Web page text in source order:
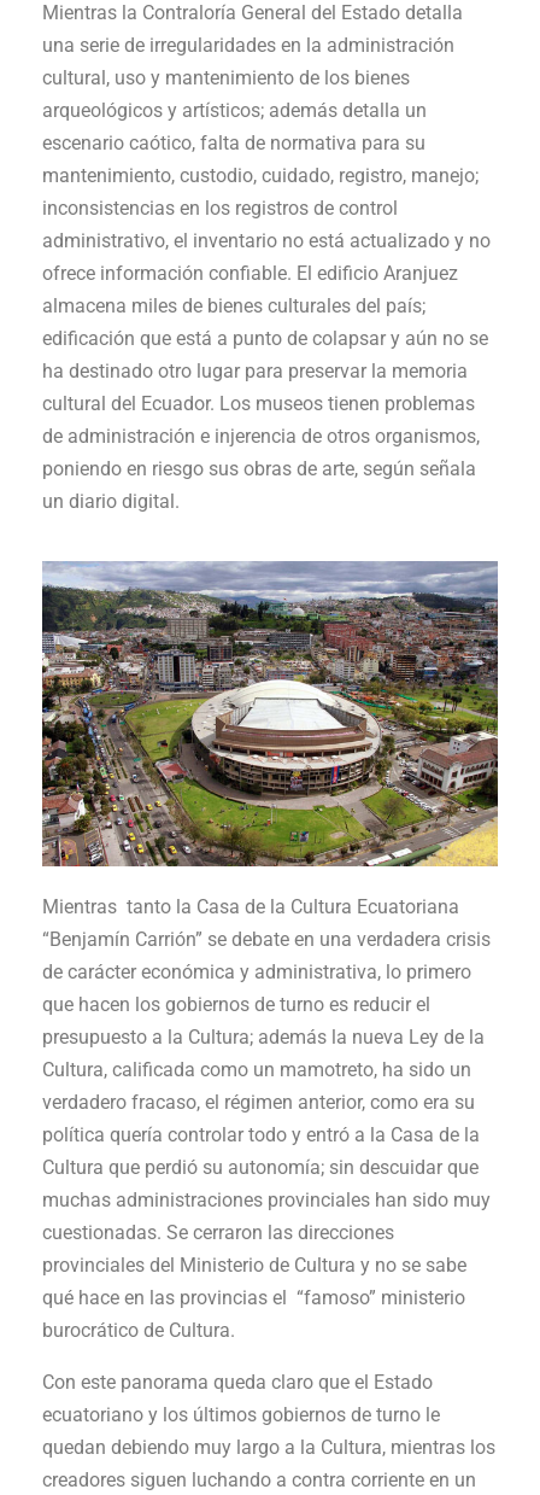
Mientras la Contraloría General del Estado detalla
una serie de irregularidades en la administración
cultural, uso y mantenimiento de los bienes
arqueológicos y artísticos; además detalla un
escenario caótico, falta de normativa para su
mantenimiento, custodio, cuidado, registro, manejo;
inconsistencias en los registros de control
administrativo, el inventario no está actualizado y no
ofrece información confiable. El edificio Aranjuez
almacena miles de bienes culturales del país;
edificación que está a punto de colapsar y aún no se
ha destinado otro lugar para preservar la memoria
cultural del Ecuador. Los museos tienen problemas
de administración e injerencia de otros organismos,
poniendo en riesgo sus obras de arte, según señala
un diario digital.
Mientras tanto la Casa de la Cultura Ecuatoriana
“Benjamín Carrión” se debate en una verdadera crisis
de carácter económica y administrativa, lo primero
que hacen los gobiernos de turno es reducir el
presupuesto a la Cultura; además la nueva Ley de la
Cultura, calificada como un mamotreto, ha sido un
verdadero fracaso, el régimen anterior, como era su
política quería controlar todo y entró a la Casa de la
Cultura que perdió su autonomía; sin descuidar que
muchas administraciones provinciales han sido muy
cuestionadas. Se cerraron las direcciones
provinciales del Ministerio de Cultura y no se sabe
qué hace en las provincias el “famoso” ministerio
burocrático de Cultura.
Con este panorama queda claro que el Estado
ecuatoriano y los últimos gobiernos de turno le
quedan debiendo muy largo a la Cultura, mientras los
creadores siguen luchando a contra corriente en un